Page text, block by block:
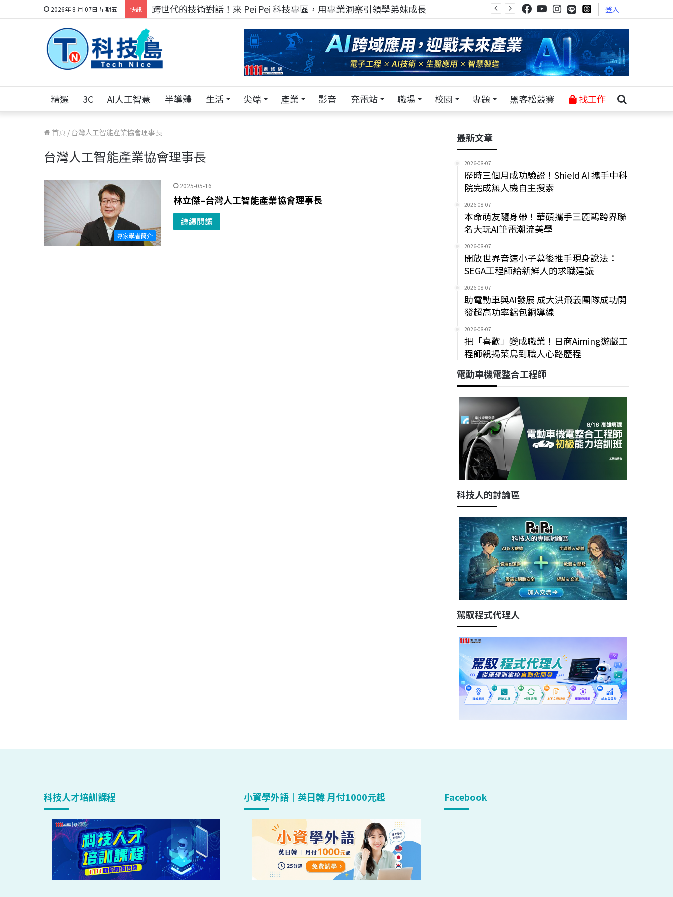
2026年 8 月 07日 星期五 快訊 跨世代的技術對話！來 Pei Pei 科技專區，用專業洞察引領學弟妹成長 登入
精選 3C AI人工智慧 半導體 生活 尖端 產業 影音 充電站 職場 校園 專題 黑客松競賽 找工作
首頁 / 台灣人工智能產業協會理事長
台灣人工智能產業協會理事長
專家學者簡介
2025-05-16
林立傑–台灣人工智能產業協會理事長
繼續閱讀
最新文章
2026-08-07
歷時三個月成功驗證！Shield AI 攜手中科
院完成無人機自主搜索
2026-08-07
本命萌友隨身帶！華碩攜手三麗鷗跨界聯
名大玩AI筆電潮流美學
2026-08-07
開放世界音速小子幕後推手現身說法：
SEGA工程師給新鮮人的求職建議
2026-08-07
助電動車與AI發展 成大洪飛義團隊成功開
發超高功率鋁包銅導線
2026-08-07
把「喜歡」變成職業！日商Aiming遊戲工
程師親揭菜鳥到職人心路歷程
電動車機電整合工程師
科技人的討論區
駕馭程式代理人
科技人才培訓課程 小資學外語｜英日韓 月付1000元起 Facebook